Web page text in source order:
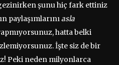
şunu hiç fark ettiniz
paylaşımlarınıasla
hatta belki
İşte siz de bir
Peki neden milyonlarca